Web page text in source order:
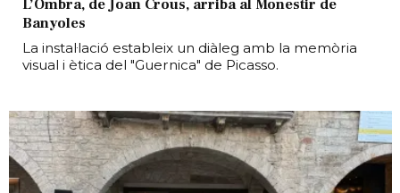
L’Ombra, de Joan Crous, arriba al Monestir de
Banyoles
La instal·lació estableix un diàleg amb la memòria
visual i ètica del "Guernica" de Picasso.